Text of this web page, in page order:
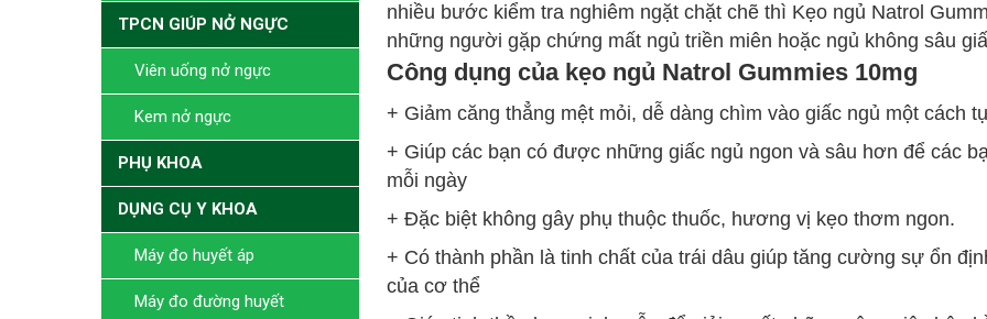
nhiều bước kiểm tra nghiêm ngặt chặt chẽ thì Kẹo ngủ Natrol
những người gặp chứng mất ngủ triền miên hoặc ngủ không sâu
Công dụng của kẹo ngủ Natrol Gummies 10mg
+ Giảm căng thẳng mệt mỏi, dễ dàng chìm vào giấc ngủ một cách
+ Giúp các bạn có được những giấc ngủ ngon và sâu hơn để các
mỗi ngày
+ Đặc biệt không gây phụ thuộc thuốc, hương vị kẹo thơm ngon.
+ Có thành phần là tinh chất của trái dâu giúp tăng cường sự ổn
của cơ thể
TPCN GIÚP NỞ NGỰC
Viên uống nở ngực
Kem nở ngực
PHỤ KHOA
DỤNG CỤ Y KHOA
Máy đo huyết áp
Máy đo đường huyết